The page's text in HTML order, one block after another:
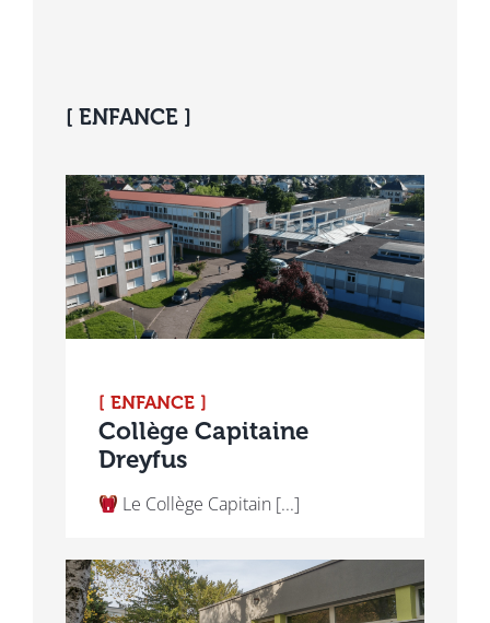
[ ENFANCE ]
[ ENFANCE ]
Collège Capitaine
Dreyfus
Le Collège Capitain [...]